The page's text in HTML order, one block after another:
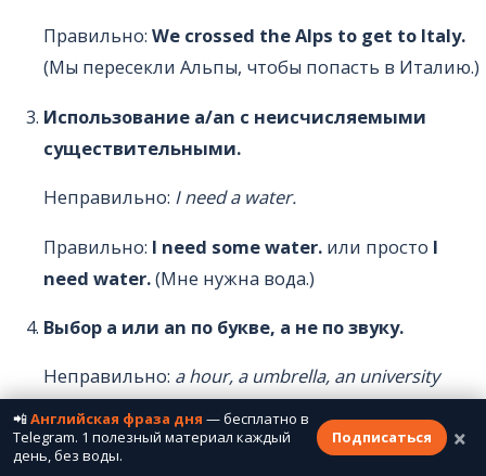
Правильно: We crossed the Alps to get to Italy.
(Мы пересекли Альпы, чтобы попасть в Италию.)
Использование a/an с неисчисляемыми
существительными.
Неправильно: I need a water.
Правильно: I need some water. или просто I
need water.(Мне нужна вода.)
Выбор a или an по букве, а не по звуку.
Неправильно: a hour, a umbrella, an university
Правильно:an hour(h немое), an umbrella
(гласный [ʌ]),
(согласный [j])
📲Английская фраза дня — бесплатно в
Telegram. 1 полезный материал каждый
день, без воды.
Подписаться ×